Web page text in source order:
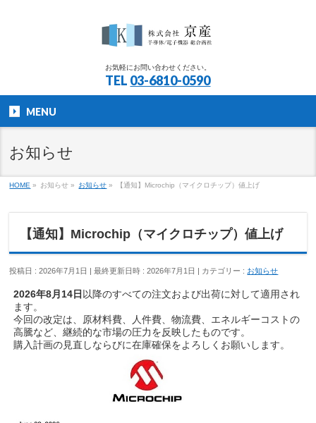
お気軽にお問い合わせください。
TEL 03-6810-0590
MENU
お知らせ
HOME » お知らせ » お知らせ » 【通知】Microchip（マイクロチップ）値上げ
【通知】Microchip（マイクロチップ）値上げ
投稿日 : 2026年7月1日 最終更新日時 : 2026年7月1日 カテゴリー : お知らせ
2026年8月14日 以降のすべての注文および出荷に対して適用され
ます。
今回の改定は、原材料費、人件費、物流費、エネルギーコストの
高騰など、継続的な市場の圧力を反映したものです。
購入計画の見直しならびに在庫確保をよろしくお願いします。